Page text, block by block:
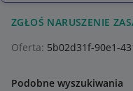
ZGŁOŚ NARUSZENIE
Oferta: 5b02d31f-90e1-
Podobne wyszukiwania